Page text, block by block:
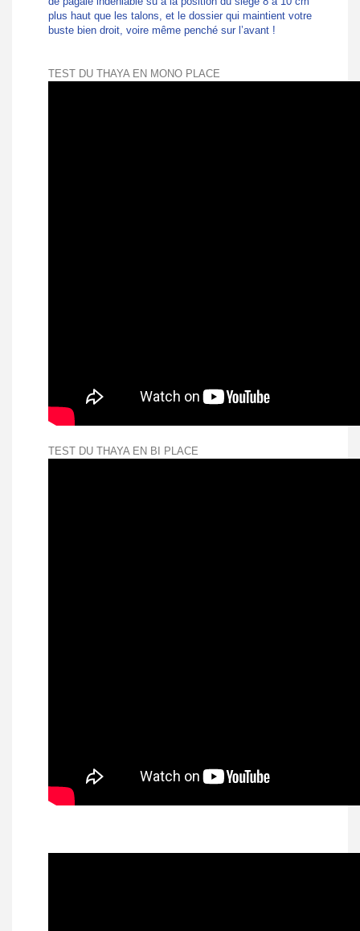
plus haut que les talons, et le dossier qui maintient votre
buste bien droit, voire même penché sur l’avant !
TEST DU THAYA EN MONO PLACE
TEST DU THAYA EN BI PLACE